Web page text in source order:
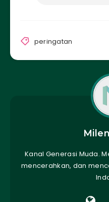
peringatan
Kanal Generasi Muda.
mencerahkan, dan